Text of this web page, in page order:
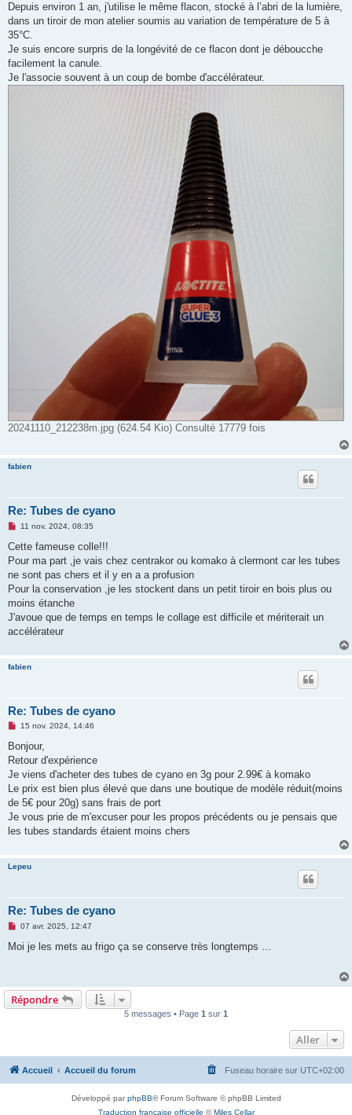
Depuis environ 1 an, j'utilise le même flacon, stocké à l’abri de la lumière,
dans un tiroir de mon atelier soumis au variation de température de 5 à
35°C.
Je suis encore surpris de la longévité de ce flacon dont je déboucche
facilement la canule.
Je l'associe souvent à un coup de bombe d'accélérateur.
20241110_212238m.jpg (624.54 Kio) Consulté 17779 fois
fabien
Re: Tubes de cyano
M
s
a
g
n
o
l
u
11 nov. 2024, 08:35
Cette fameuse colle!!!
Pour ma part ,je vais chez centrakor ou komako à clermont car les tubes
ne sont pas chers et il y en a a profusion
Pour la conservation ,je les stockent dans un petit tiroir en bois plus ou
moins étanche
J'avoue que de temps en temps le collage est difficile et mériterait un
accélérateur
fabien
Re: Tubes de cyano
M
s
a
g
n
o
l
u
15 nov. 2024, 14:46
Bonjour,
Retour d'expérience
Je viens d'acheter des tubes de cyano en 3g pour 2.99€ à komako
Le prix est bien plus élevé que dans une boutique de modèle réduit(moins
de 5€ pour 20g) sans frais de port
Je vous prie de m'excuser pour les propos précédents ou je pensais que
les tubes standards étaient moins chers
Lepeu
Re: Tubes de cyano
M
s
n
o
n
07 avr. 2025, 12:47
Moi je les mets au frigo ça se conserve très longtemps …
Répondre
5 messages • Page 1 sur 1
Aller
Accueil Accueil du forum Fuseau horaire sur UTC+02:00
Développé parphpBB® Forum Software © phpBB Limited
Traduction française officielle ©Miles Cellar